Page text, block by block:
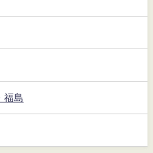
福島